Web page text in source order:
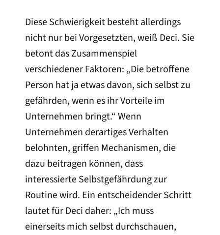
Diese Schwierigkeit besteht allerdings
nicht nur bei Vorgesetzten, weiß Deci. Sie
betont das Zusammenspiel
verschiedener Faktoren: „Die betroffene
Person hat ja etwas davon, sich selbst zu
gefährden, wenn es ihr Vorteile im
Unternehmen bringt.“ Wenn
Unternehmen derartiges Verhalten
belohnten, griffen Mechanismen, die
dazu beitragen können, dass
interessierte Selbstgefährdung zur
Routine wird. Ein entscheidender Schritt
lautet für Deci daher: „Ich muss
einerseits mich selbst durchschauen,